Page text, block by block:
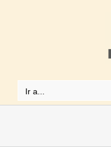
Ir a...